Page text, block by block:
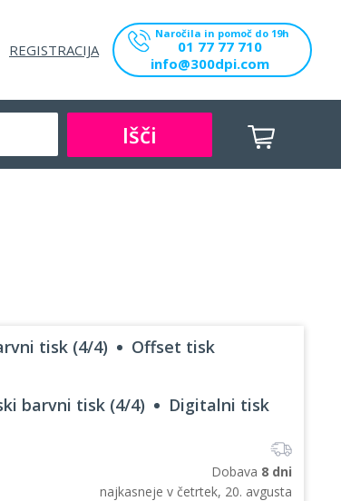
REGISTRACIJA
Naročila in pomoč do 19h
01 77 77 710
info@300dpi.com
Išči
tisk (4/4) Offset tisk
barvni tisk (4/4) Digitalni tisk
Dobava 8 dni
najkasneje v četrtek, 20. avgusta